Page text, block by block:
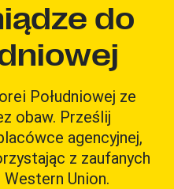
do
Południowej ze
obaw. Prześlij
agencyjnej,
z zaufanych
Union.